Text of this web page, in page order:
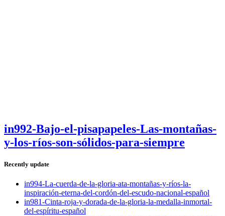
in992-Bajo-el-pisapapeles-Las-montañas-
y-los-ríos-son-sólidos-para-siempre
Recently update
in994-La-cuerda-de-la-gloria-ata-montañas-y-ríos-la-
inspiración-eterna-del-cordón-del-escudo-nacional-español
in981-Cinta-roja-y-dorada-de-la-gloria-la-medalla-inmortal-
del-espíritu-español